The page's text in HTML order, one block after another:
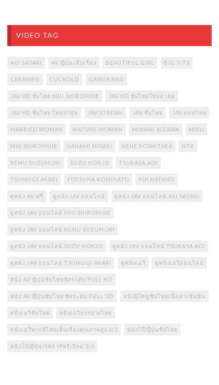
VIDEO TAG
AKI SASAKI AV ญี่ปุ่นเต็มเรื่อง BEAUTIFUL GIRL BIG TITS
CREAMPIE CUCKOLD GANGBANG
JAV HD ซับไทย MIU SHIROMINE JAV HD ซับไทยใหม่ล่าสุด
JAV HD ซับไทย ใหม่ล่าสุด JAV STREAM JAV ซับไทย JAV แปลไทย
MARRIED WOMAN MATURE WOMAN MINAMI AIZAWA MIRU
MIU SHIROMINE NANAMI MISAKI NENE YOSHITAKA NTR
REMU SUZUMORI SUZU HONJO TSUKASA AOI
TSUMUGI AKARI YOTSUHA KOMINATO YUI HATANO
ดูหนัง AV ฟรี ดูหนัง JAV ออนไลน์ ดูหนัง JAV ออนไลน์ AKI SASAKI
ดูหนัง JAV ออนไลน์ MIU SHIROMINE
ดูหนัง JAV ออนไลน์ REMU SUZUMORI
ดูหนัง JAV ออนไลน์ SUZU HONJO ดูหนัง JAV ออนไลน์ TSUKASA AOI
ดูหนัง JAV ออนไลน์ TSUMUGI AKARI ดูหนังเอวี ดูหนังเอวีออนไลน์
หนัง AV ญี่ปุ่นซับไทยชัดระดับ FULL HD
หนัง AV ญี่ปุ่นซับไทย ชัดระดับ FULL HD หนังผู้ใหญ่ซับไทยเนื้อหาเข้มข้น
หนังเอวีซับไทย หนังเอวีบรรยายไทย
หนังเอวีพากย์ไทยเต็มเรื่องคุณภาพสูง 2/2 หนังโป๊ญี่ปุ่นซับไทย
หนังโป๊ญี่ปุ่นเรทอาร์พรีเมียม 3/3